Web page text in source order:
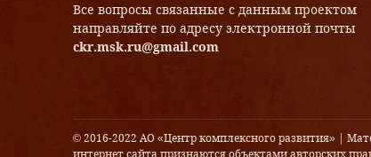
Все вопросы связанные с данным проектом
направляйте по адресу электронной почты
ckr.msk.ru@gmail.com
© 2016-2022 АО «Центр комплексного развития» |